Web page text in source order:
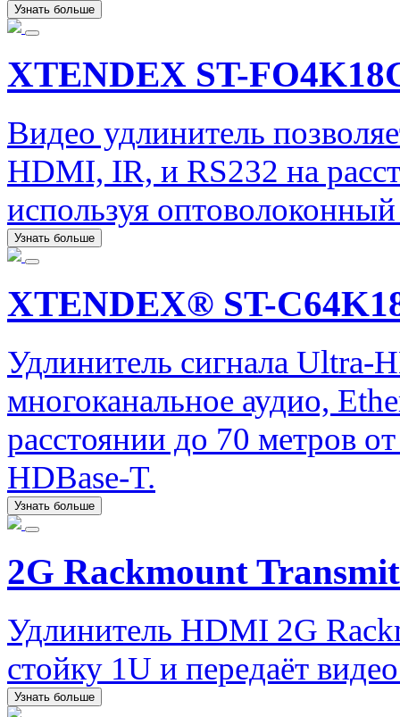
Узнать больше
XTENDEX ST-
Видео удлинитель
HDMI, IR, и RS232 на
используя оптоволоконный
Узнать больше
XTENDEX® ST-
Удлинитель сигнала
многоканальное аудио,
расстоянии до 70 метров
HDBase-T.
Узнать больше
2G Rackmount
Удлинитель HDMI 2G
стойку 1U и передаёт
Узнать больше